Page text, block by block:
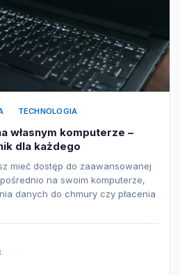
TECHNOLOGIA
własnym komputerze –
dla każdego
mieć dostęp do zaawansowanej
na swoim komputerze,
danych do chmury czy płacenia